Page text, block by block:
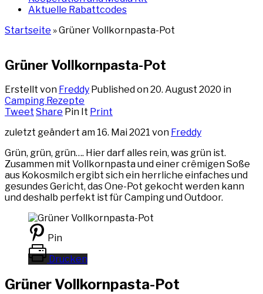
Aktuelle Rabattcodes
Startseite »Grüner Vollkornpasta-Pot
Grüner Vollkornpasta-Pot
Erstellt von Freddy Published on20. August 2020 in
Camping Rezepte
Tweet Share Pin It Print
zuletzt geändert am 16. Mai 2021 von Freddy
Grün, grün, grün…. Hier darf alles rein, was grün ist.
Zusammen mit Vollkornpasta und einer crêmigen Soße
aus Kokosmilch ergibt sich ein herrliche einfaches und
gesundes Gericht, das One-Pot gekocht werden kann
und deshalb perfekt ist für Camping und Outdoor.
Pin
Drucken
Grüner Vollkornpasta-Pot